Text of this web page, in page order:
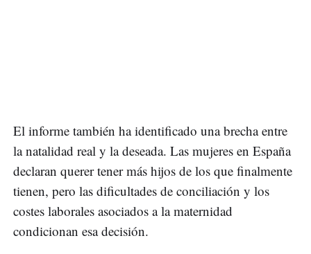
El informe también ha identificado una brecha entre
la natalidad real y la deseada. Las mujeres en España
declaran querer tener más hijos de los que finalmente
tienen, pero las dificultades de conciliación y los
costes laborales asociados a la maternidad
condicionan esa decisión.